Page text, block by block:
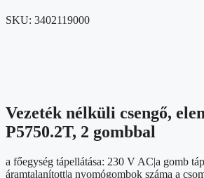
SKU: 3402119000
Vezeték nélküli csengő,
P5750.2T, 2 gombbal
a főegység tápellátása: 230 V AC|a gomb
áramtalanított|a nyomógombok száma a